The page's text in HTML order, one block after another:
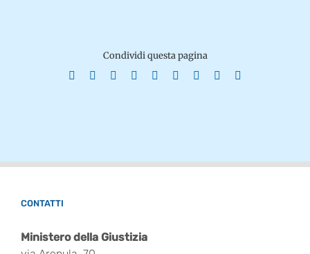
Condividi questa pagina
Facebook Reddit LinkedInWhatsApp
TumblrPinterest
CONTATTI
Ministero della Giustizia